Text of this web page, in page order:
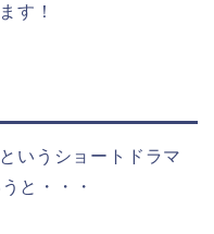
す！
いうショートドラマ
と・・・